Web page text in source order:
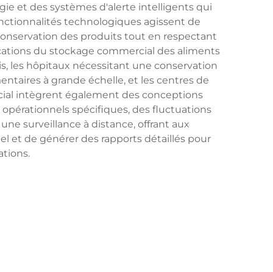
et des systèmes d'alerte intelligents qui
technologiques agissent de
des produits tout en respectant
du stockage commercial des aliments
les hôpitaux nécessitant une conservation
à grande échelle, et les centres de
intègrent également des conceptions
spécifiques, des fluctuations
surveillance à distance, offrant aux
et de générer des rapports détaillés pour